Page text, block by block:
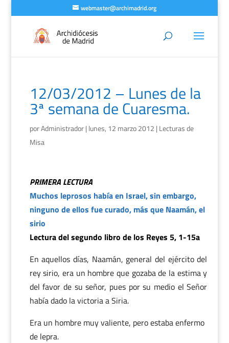
webmaster@archimadrid.org
12/03/2012 – Lunes de la
3ª semana de Cuaresma.
porAdministrador| lunes, 12 marzo 2012 | Lecturas de
Misa
PRIMERA LECTURA
Muchos leprosos había en Israel, sin embargo,
ninguno de ellos fue curado, más que Naamán, el
sirio
Lectura del segundo libro de los Reyes 5, 1-15a
En aquellos días, Naamán, general del ejército del
rey sirio, era un hombre que gozaba de la estima y
del favor de su señor, pues por su medio el Señor
había dado la victoria a Siria.
Era un hombre muy valiente, pero estaba enfermo
de lepra.